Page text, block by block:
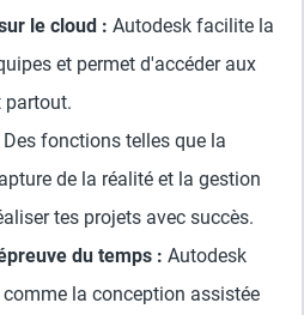
le cloud : Autodesk facilite la
et permet d'accéder aux
partout.
Des fonctions telles que la
de la réalité et la gestion
tes projets avec succès.
du temps : Autodesk
la conception assistée